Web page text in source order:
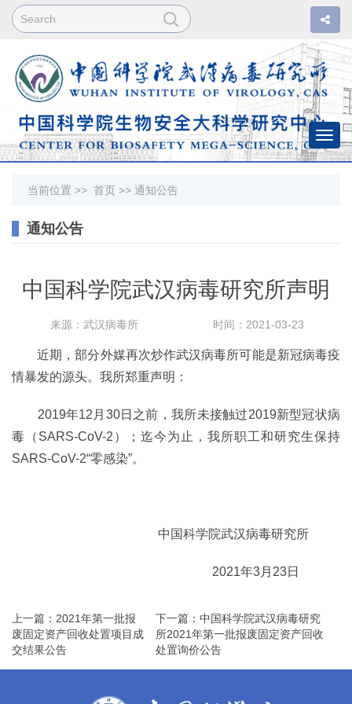
当前位置 >> 首页 >> 通知公告
通知公告
中国科学院武汉病毒研究所声明
来源：武汉病毒所 时间：2021-03-23
近期，部分外媒再次炒作武汉病毒所可能是新冠病毒疫
情暴发的源头。我所郑重声明：
2019年12月30日之前，我所未接触过2019新型冠状病
毒（SARS-CoV-2）；迄今为止，我所职工和研究生保持
SARS-CoV-2“零感染”。
中国科学院武汉病毒研究所
2021年3月23日
上一篇：2021年第一批报
废固定资产回收处置项目成
交结果公告
下一篇：中国科学院武汉病毒研究
所2021年第一批报废固定资产回收
处置询价公告